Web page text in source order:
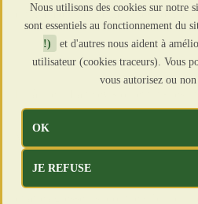
d’un arabe… On entend les
n’y a certainement aucune
Nous utilisons des cookies sur notre
sont essentiels au fonctionnement du
!)
et d'autres nous aident à
utilisateur (cookies traceurs). Vous
vous autorisez ou non
OK
JE REFUSE